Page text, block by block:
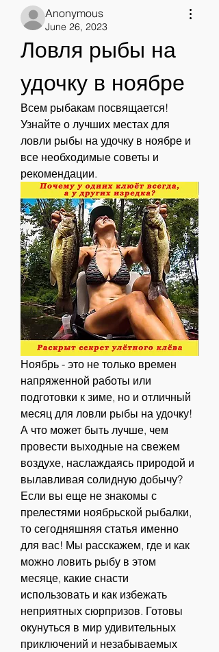
Anonymous
June 26, 2023
Ловля рыбы на
удочку в ноябре
Всем рыбакам посвящается!
Узнайте о лучших местах для
ловли рыбы на удочку в ноябре и
все необходимые советы и
рекомендации.
Ноябрь - это не только времен
напряженной работы или
подготовки к зиме, но и отличный
месяц для ловли рыбы на удочку!
А что может быть лучше, чем
провести выходные на свежем
воздухе, наслаждаясь природой и
вылавливая солидную добычу?
Если вы еще не знакомы с
прелестями ноябрьской рыбалки,
то сегодняшняя статья именно
для вас! Мы расскажем, где и как
можно ловить рыбу в этом
месяце, какие снасти
использовать и как избежать
неприятных сюрпризов. Готовы
окунуться в мир удивительных
приключений и незабываемых